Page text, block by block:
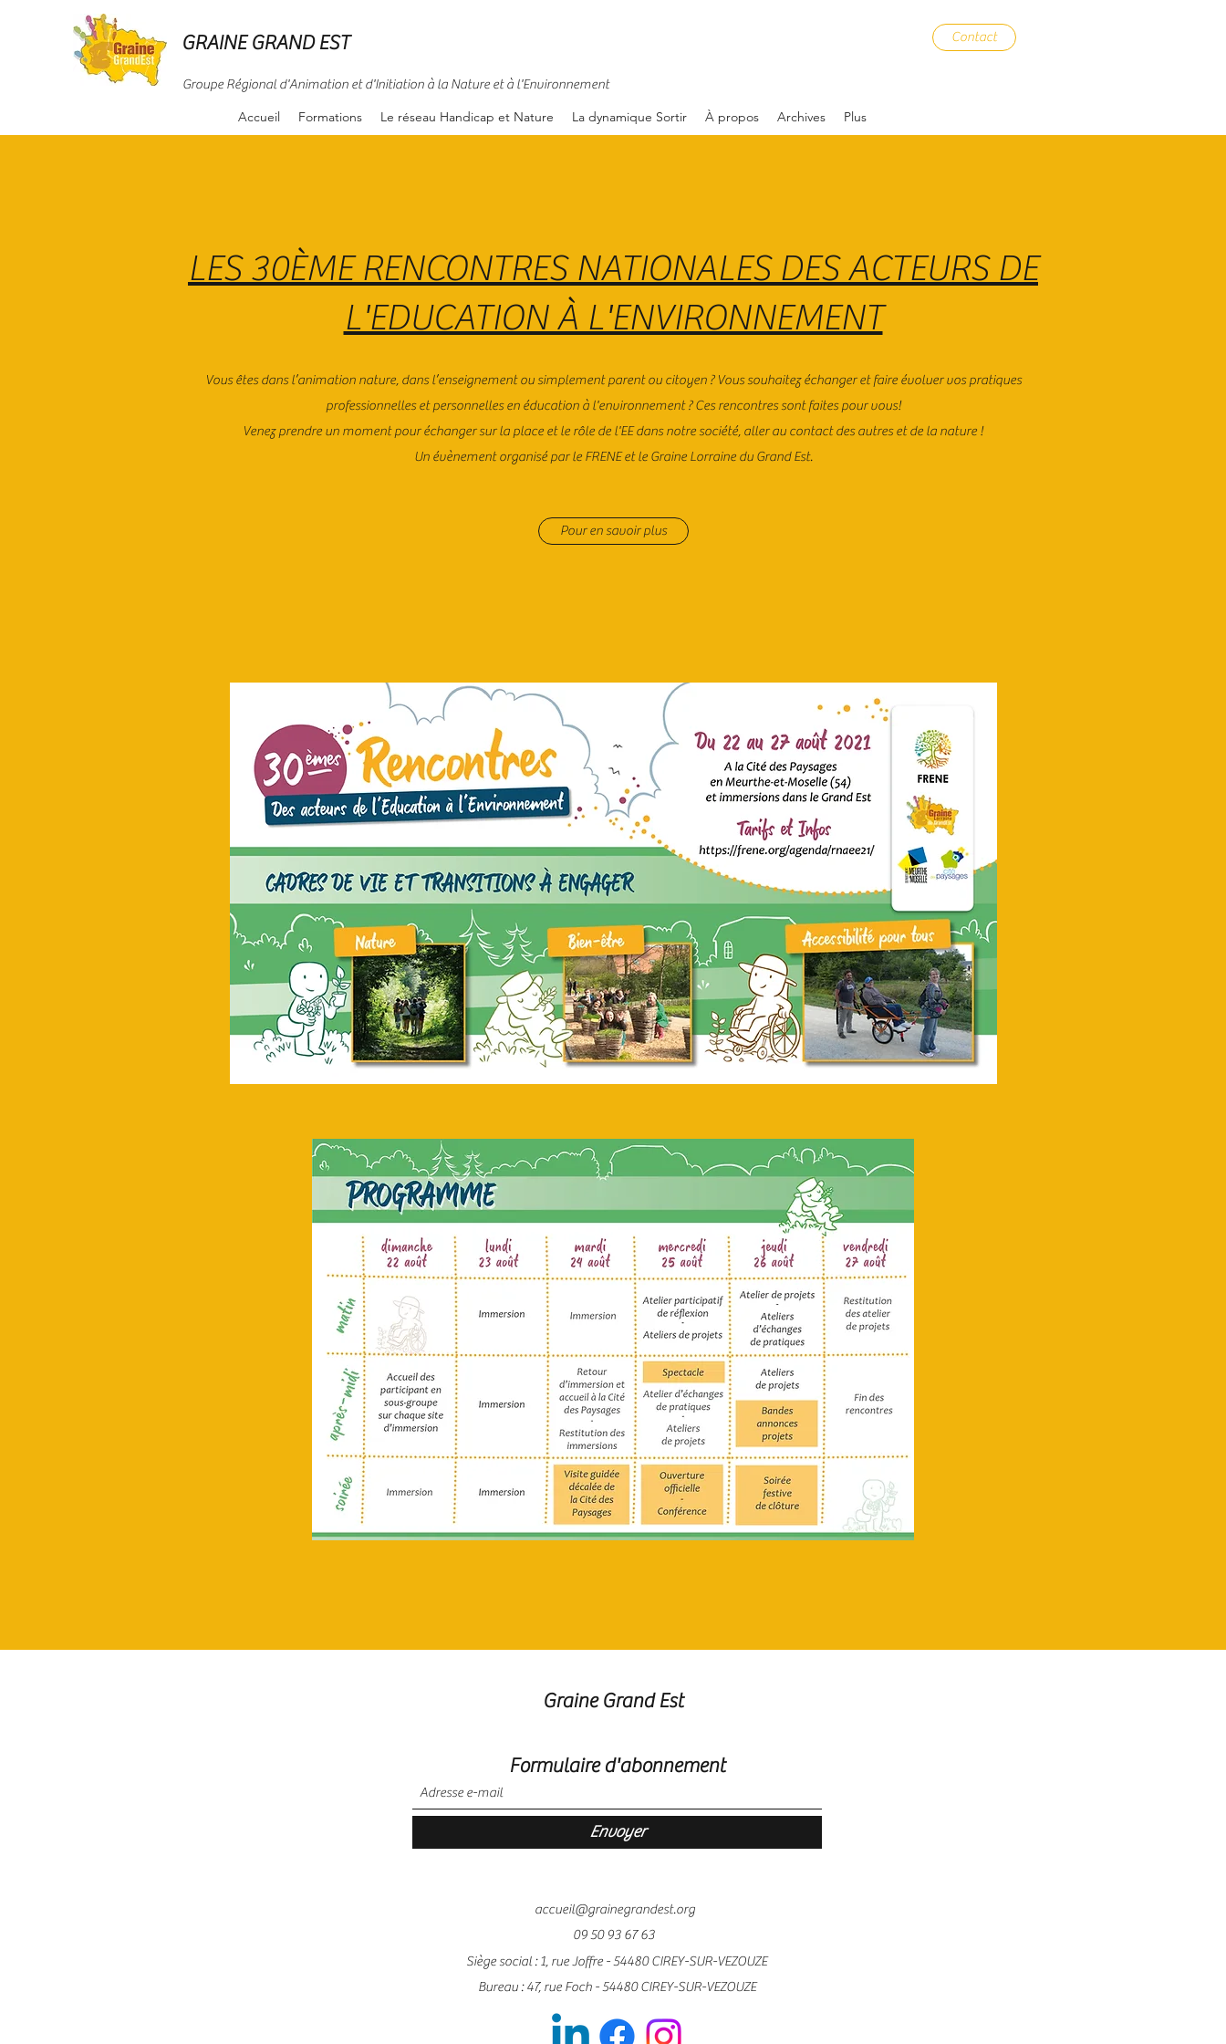
GRAINE GRAND EST
Groupe Régional d'Animation et d'Initiation à la Nature et à l'Environnement
Contact
Accueil Formations Le réseau Handicap et Nature La dynamique Sortir À propos Archives Plus
LES 30ÈME RENCONTRES NATIONALES DES ACTEURS DE
L'EDUCATION À L'ENVIRONNEMENT
Vous êtes dans l’animation nature, dans l’enseignement ou simplement parent ou citoyen ? Vous souhaitez échanger et faire évoluer vos pratiques
professionnelles et personnelles en éducation à l'environnement ? Ces rencontres sont faites pour vous!
Venez prendre un moment pour échanger sur la place et le rôle de l'EE dans notre société, aller au contact des autres et de la nature !
Un évènement organisé par le FRENE et le Graine Lorraine du Grand Est.
Pour en savoir plus
Graine Grand Est
Formulaire d'abonnement
Envoyer
09 50 93 67 63
accueil@grainegrandest.org
Siège social : 1, rue Joffre - 54480 CIREY-SUR-VEZOUZE
Bureau : 47, rue Foch - 54480 CIREY-SUR-VEZOUZE